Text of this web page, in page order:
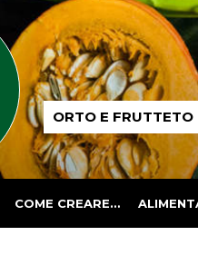
Passione
in ORTO E FRUTTETO
COME CREARE…